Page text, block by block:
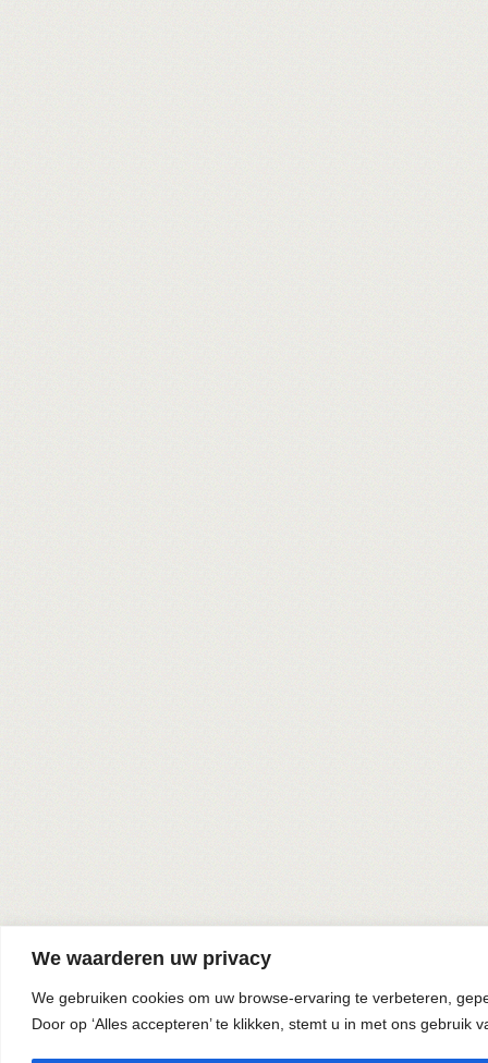
We waarderen uw privacy
We gebruiken cookies om uw browse-ervaring te verbeteren,
Door op ‘Alles accepteren’ te klikken, stemt u in met ons gebruik